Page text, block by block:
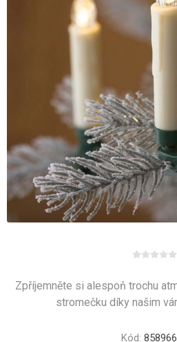
Zpříjemněte si alespoň trochu
stromečku díky našim
Kód: